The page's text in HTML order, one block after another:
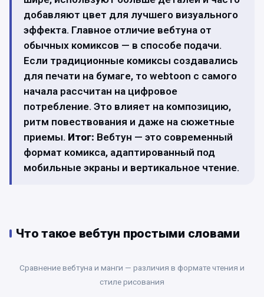
добавляют цвет для лучшего визуального
эффекта. Главное отличие вебтуна от
обычных комиксов — в способе подачи.
Если традиционные комиксы создавались
для печати на бумаге, то webtoon с самого
начала рассчитан на цифровое
потребление. Это влияет на композицию,
ритм повествования и даже на сюжетные
приемы. Итог: Вебтун — это современный
формат комикса, адаптированный под
мобильные экраны и вертикальное чтение.
Что такое вебтун простыми словами
Сравнение вебтуна и манги — различия в формате чтения и
стиле рисования